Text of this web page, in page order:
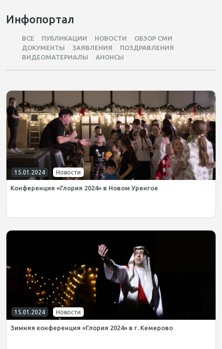
Инфопортал
ВСЕ ПУБЛИКАЦИИ НОВОСТИ
ОБЗОР СМИ
ДОКУМЕНТЫ
ЗАЯВЛЕНИЯ
ПОЗДРАВЛЕНИЯ
ВИДЕОМАТЕРИАЛЫ
АНОНСЫ
15.01.2024 Новости
Конференция «Глория 2024» в Новом Уренгое
15.01.2024 Новости
Зимняя конференция «Глория 2024» в г. Кемерово